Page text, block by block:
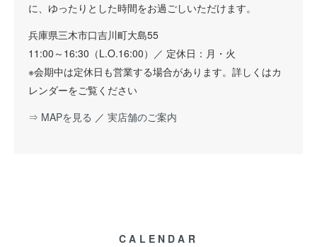
に、ゆったりとした時間をお過ごしいただけます。
兵庫県三木市口吉川町大島55
11:00～16:30（L.O.16:00）／ 定休日：月・火
※会期中は定休日も営業する場合があります。詳しくはカ
レンダーをご覧ください
⇒ MAPを見る ／ 実店舗のご案内
CALENDAR